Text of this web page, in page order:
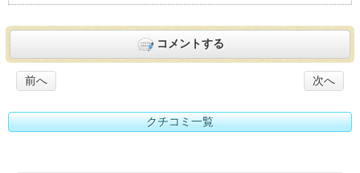
コメントする
前へ 次へ
クチコミ一覧